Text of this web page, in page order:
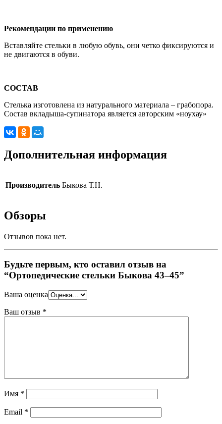
Рекомендации по применению
Вставляйте стельки в любую обувь, они четко фиксируются и
не двигаются в обуви.
СОСТАВ
Стелька изготовлена из натурального материала – грабопора.
Состав вкладыша-супинатора является авторским «ноу­хау»
Дополнительная информация
Производитель Быкова Т.Н.
Обзоры
Отзывов пока нет.
Будьте первым, кто оставил отзыв на
“Ортопедические стельки Быкова 43–45”
Ваша оценка
Ваш отзыв *
Имя *
Email *